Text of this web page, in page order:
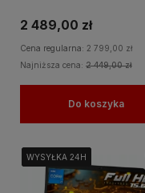
Nauki Domu
2 489,00 zł
Cena regularna: 2 799,00 zł
Najniższa cena: 2 449,00 zł
Do koszyka
WYSYŁKA 24H
WYSYŁKA 24H
WYSYŁKA 24H
WYSYŁKA 24H